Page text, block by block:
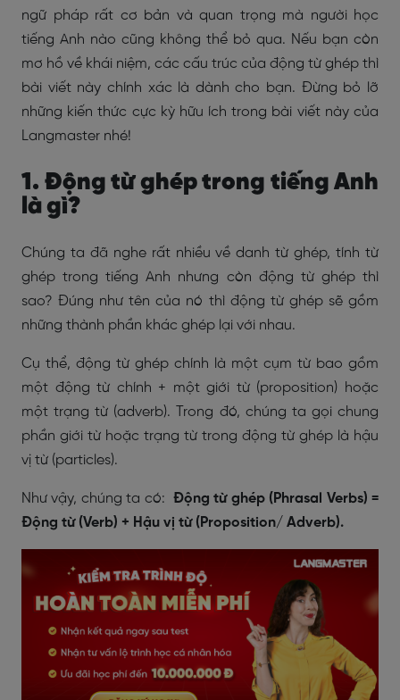
ngữ pháp rất cơ bản và quan trọng mà người học
tiếng Anh nào cũng không thể bỏ qua. Nếu bạn còn
mơ hồ về khái niệm, các cấu trúc của động từ ghép thì
bài viết này chính xác là dành cho bạn. Đừng bỏ lỡ
những kiến thức cực kỳ hữu ích trong bài viết này của
Langmaster nhé!
1. Động từ ghép trong tiếng Anh
là gì?
Chúng ta đã nghe rất nhiều về danh từ ghép, tính từ
ghép trong tiếng Anh nhưng còn động từ ghép thì
sao? Đúng như tên của nó thì động từ ghép sẽ gồm
những thành phần khác ghép lại với nhau.
Cụ thể, động từ ghép chính là một cụm từ bao gồm
một động từ chính + một giới từ (proposition) hoặc
một trạng từ (adverb). Trong đó, chúng ta gọi chung
phần giới từ hoặc trạng từ trong động từ ghép là hậu
vị từ (particles).
Như vậy, chúng ta có: Động từ ghép (Phrasal Verbs) =
Động từ (Verb) + Hậu vị từ (Proposition/ Adverb).